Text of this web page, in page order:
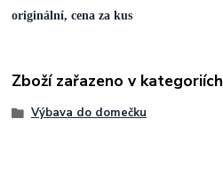
originální, cena za kus
Zboží zařazeno v kategoriích
Výbava do domečku